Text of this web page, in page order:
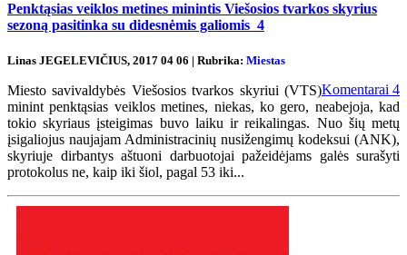
Penktąsias veiklos metines minintis Viešosios tvarkos skyrius
sezoną pasitinka su didesnėmis galiomis 4
Linas JEGELEVIČIUS, 2017 04 06 | Rubrika: Miestas
Komentarai 4
Miesto savivaldybės Viešosios tvarkos skyriui (VTS)
minint penktąsias veiklos metines, niekas, ko gero, neabejoja, kad
tokio skyriaus įsteigimas buvo laiku ir reikalingas. Nuo šių metų
įsigaliojus naujajam Administracinių nusižengimų kodeksui (ANK),
skyriuje dirbantys aštuoni darbuotojai pažeidėjams galės surašyti
protokolus ne, kaip iki šiol, pagal 53 iki...